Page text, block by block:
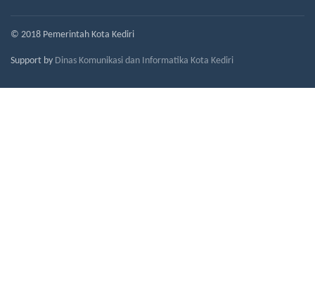
© 2018 Pemerintah Kota Kediri
Support by Dinas Komunikasi dan Informatika Kota Kediri